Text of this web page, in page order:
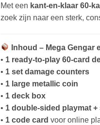
Met een kant-en-klaar 60-
zoek zijn naar een sterk,
Inhoud – Mega Gengar
• 1 ready-to-play 60-card
• 1 set damage counters
• 1 large metallic coin
• 1 deck box
• 1 double-sided playmat
• 1 code card voor online